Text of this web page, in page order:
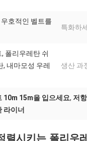
호적인 벨트를
특화하
폴리우레탄 쉬
, 내마모성 우레
생산 과
10m 15m을 입으세요, 저
라이너
렬시키는 폴리우